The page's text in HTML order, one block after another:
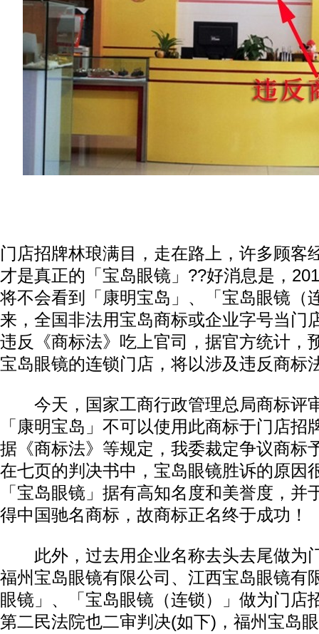
门店招牌林琅满目，走在路上，许多顾客
才是真正的「宝岛眼镜」??好消息是，
将不会看到「康明宝岛」、「宝岛眼镜（
来，全国非法用宝岛商标或企业字号当门
违反《商标法》吃上官司，据官方统计，
宝岛眼镜的连锁门店，将以涉及违反商标
今天，国家工商行政管理总局商标评
「康明宝岛」不可以使用此商标于门店招
据《商标法》等规定，我委裁定争议商标
在七页的判决书中，宝岛眼镜胜诉的原因
「宝岛眼镜」据有高知名度和美誉度，并
得中国驰名商标，故商标正名终于成功！
此外，过去用企业名称去头去尾做为
福州宝岛眼镜有限公司、江西宝岛眼镜有
眼镜」、「宝岛眼镜（连锁）」做为门店
第二民法院也二审判决(如下)，福州宝岛